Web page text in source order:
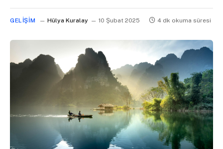
GELIŞIM Hülya Kuralay 10 Şubat 2025 4 dk okuma süresi